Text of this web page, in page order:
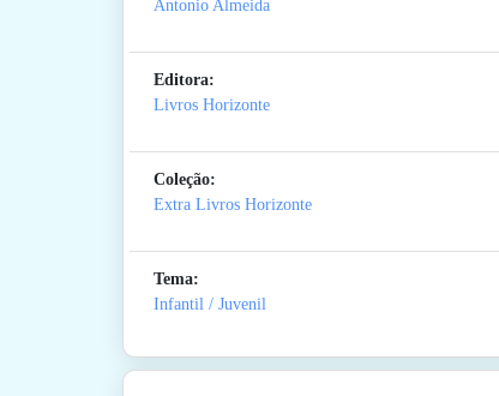
Antonio Almeida
Editora:
Livros Horizonte
Coleção:
Extra Livros Horizonte
Tema:
Infantil / Juvenil